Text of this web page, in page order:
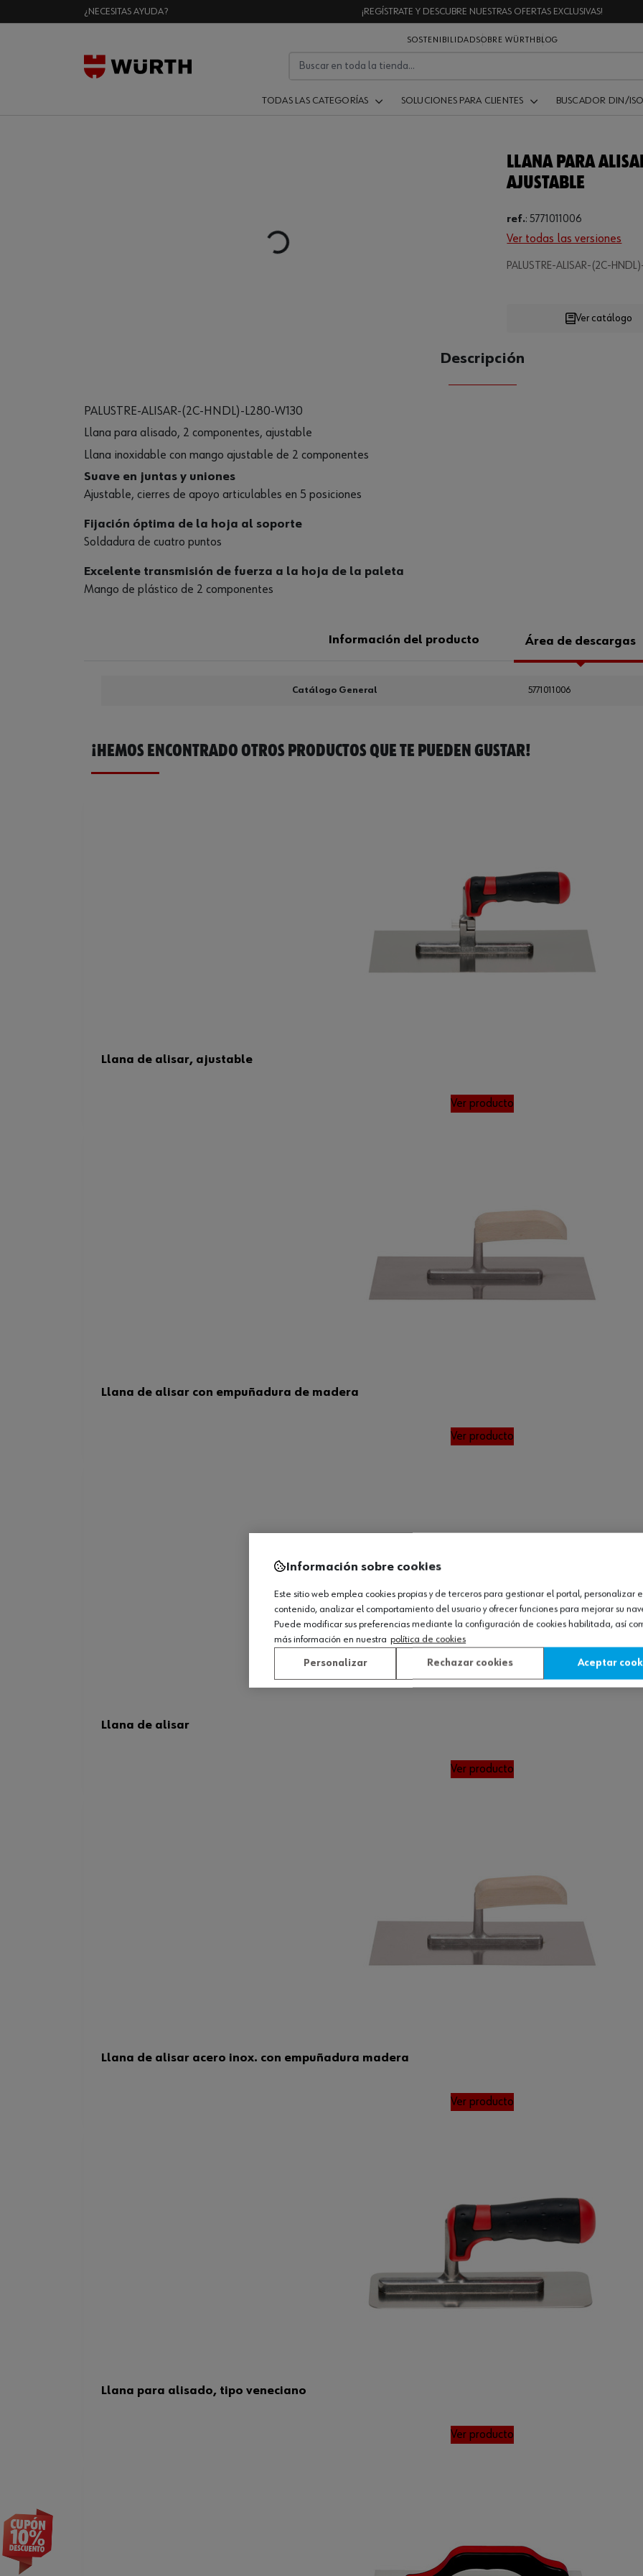
¿NECESITAS AYUDA? ¡REGÍSTRATE Y DESCUBRE NUESTRAS OFERTAS EXCLUSIVAS!
SOSTENIBILIDADSOBRE WÜRTH BLOG
TODAS LAS CATEGORÍAS SOLUCIONES PARA CLIENTES BUSCADOR DIN/ISO
Loading...
LLANA PARA
AJUSTABLE
ref.:5771011006
Ver todas las versiones
PALUSTRE-ALISAR-(2C-
Loading...
CANTIDAD
Ver catálogo
Descripción
PALUSTRE-ALISAR-(2C-HNDL)-L280-W130
Llana para alisado, 2 componentes, ajustable
Llana inoxidable con mango ajustable de 2 componentes
Suave en juntas y uniones
Ajustable, cierres de apoyo articulables en 5 posiciones
Fijación óptima de la hoja al soporte
Soldadura de cuatro puntos
Excelente transmisión de fuerza a la hoja de la paleta
Mango de plástico de 2 componentes
Información del producto Área de descargas
Catálogo General 5771011006
¡HEMOS ENCONTRADO OTROS PRODUCTOS QUE TE PUEDEN GUSTAR!
Llana de alisar, ajustable
Ver producto
Llana de alisar con empuñadura de madera
Ver producto
Llana de alisar
Ver producto
Llana de alisar acero inox. con empuñadura madera
Ver producto
Llana para alisado, tipo veneciano
Ver producto
Información sobre cookies
Este sitio web emplea cookies propias y de terceros para gestionar el portal, personalizar
contenido, analizar el comportamiento del usuario y ofrecer funciones para mejorar su
Puede modificar sus preferencias mediante la configuración de cookies habilitada, así
más información en nuestra política de cookies
Personalizar Rechazar cookies Aceptar